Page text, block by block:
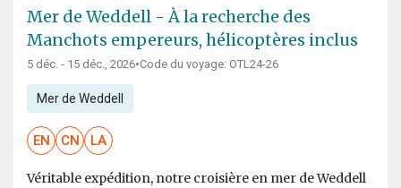
Mer de Weddell - À la recherche des
Manchots empereurs, hélicoptères inclus
5 déc. - 15 déc., 2026•Code du voyage: OTL24-26
Mer de Weddell
EN CN LA
Véritable expédition, notre croisière en mer de Weddell